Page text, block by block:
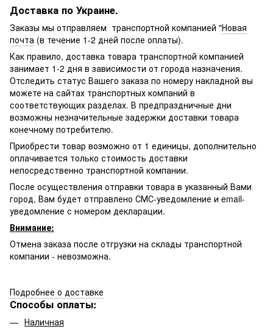
Доставка по Украине.
Заказы мы отправляем транспортной компанией "Новая
почта (в течение 1-2 дней после оплаты).
Как правило, доставка товара транспортной компанией
занимает 1-2 дня в зависимости от города назначения.
Отследить статус Вашего заказа по номеру накладной вы
можете на сайтах транспортных компаний в
соответствующих разделах. В предпраздничные дни
возможны незначительные задержки доставки товара
конечному потребителю.
Приобрести товар возможно от 1 единицы, дополнительно
оплачивается только стоимость доставки
непосредственно транспортной компании.
После осуществления отправки товара в указанный Вами
город, Вам будет отправлено СМС-уведомление и email-
уведомление с номером декларации.
Внимание:
Отмена заказа после отгрузки на склады транспортной
компании - невозможна.
Подробнее о доставке
Способы оплаты:
Наличная